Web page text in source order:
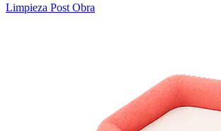
Limpieza Post Obra